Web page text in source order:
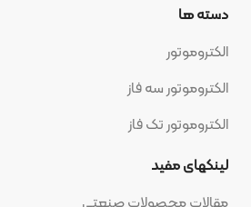
دسته ها
الکتروموتور
الکتروموتور سه فاز
الکتروموتور تک فاز
لینکهای مفید
مقالات محصولات صنعتی